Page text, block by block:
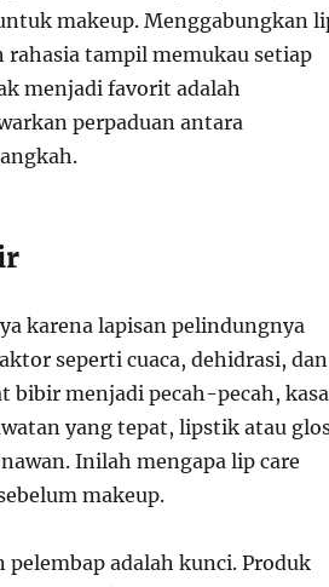
makeup. Menggabungkan
rahasia tampil memukau setiap
menjadi favorit adalah
perpaduan antara
karena lapisan pelindungnya
seperti cuaca, dehidrasi, dan
bibir menjadi pecah-pecah,
yang tepat, lipstik atau
Inilah mengapa lip care
makeup.
adalah kunci. Produk